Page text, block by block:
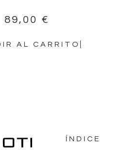
89,00 €
AL CARRITO
ÍNDICE